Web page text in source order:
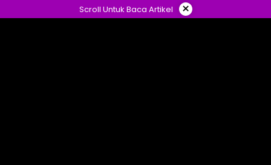
ke
Scroll Untuk Baca Artikel ×